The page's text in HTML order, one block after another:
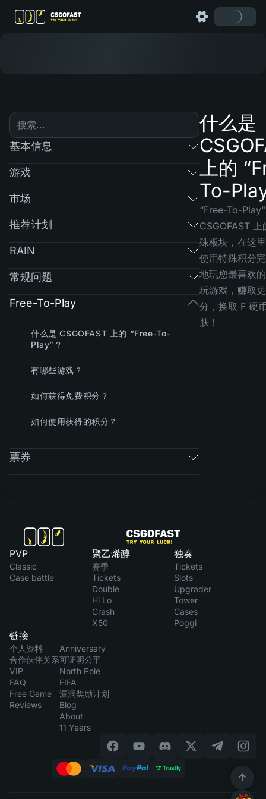
基本信息
游戏
市场
推荐计划
RAIN
常规问题
Free-To-Play
什么是 CSGOFAST 上的 “Free-To-
Play”？
有哪些游戏？
如何获得免费积分？
如何使用获得的积分？
票券
什么是
上的
To-
“Free-To-
CSGOFAST 上
殊板块，在这
使用特殊积分
地玩您最喜欢
玩游戏，赚取
分，换取 F 硬
肤！
PVP
Classic
Case battle
聚乙烯醇
赛季
Tickets
Double
Hi Lo
Crash
X50
独奏
Tickets
Slots
Upgrader
Tower
Cases
Poggi
链接
个人资料
合作伙伴关系
VIP
FAQ
Free Game
Reviews
Anniversary
可证明公平
North Pole
FIFA
漏洞奖励计划
Blog
About
11 Years